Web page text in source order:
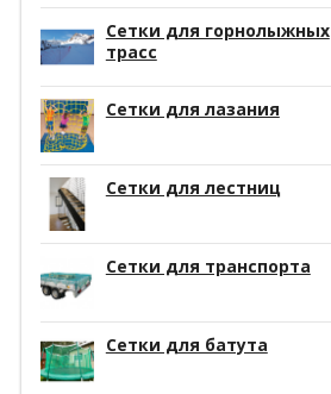
Сетки для горнолыжных
трасс
Сетки для лазания
Сетки для лестниц
Сетки для транспорта
Сетки для батута